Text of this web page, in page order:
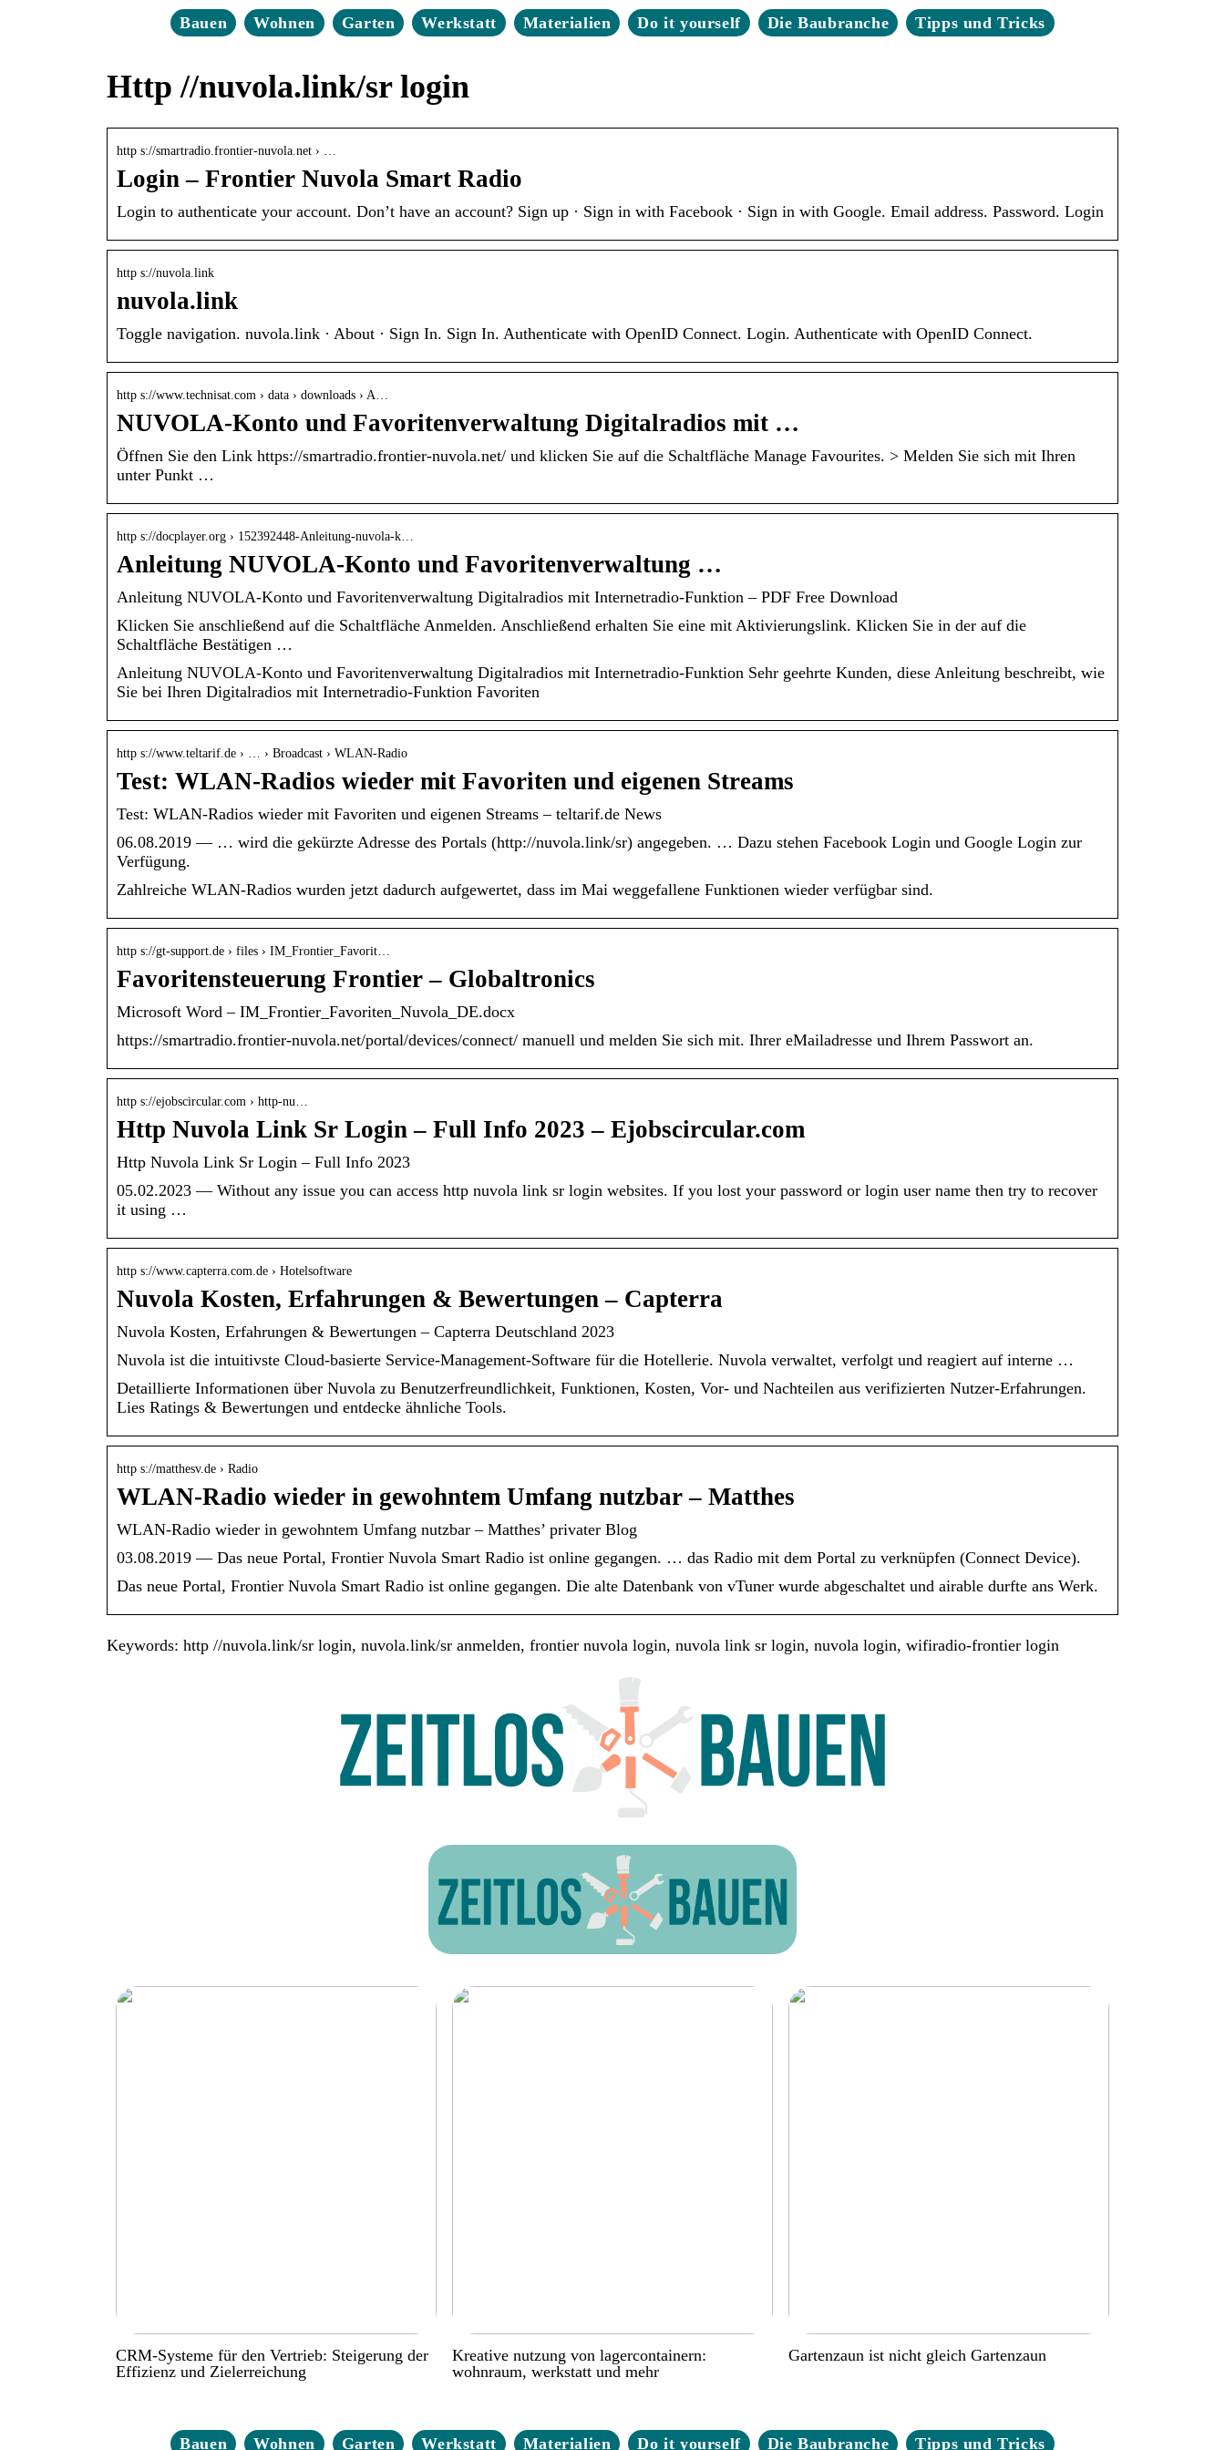
Bauen Wohnen Garten Werkstatt Materialien Do it yourself Die Baubranche Tipps und Tricks
Http //nuvola.link/sr login
http s://smartradio.frontier-nuvola.net › …
Login – Frontier Nuvola Smart Radio
Login to authenticate your account. Don’t have an account? Sign up · Sign in with Facebook · Sign in with Google. Email address. Password. Login
http s://nuvola.link
nuvola.link
Toggle navigation. nuvola.link · About · Sign In. Sign In. Authenticate with OpenID Connect. Login. Authenticate with OpenID Connect.
http s://www.technisat.com › data › downloads › A…
NUVOLA-Konto und Favoritenverwaltung Digitalradios mit …
Öffnen Sie den Link https://smartradio.frontier-nuvola.net/ und klicken Sie auf die Schaltfläche Manage Favourites. > Melden Sie sich mit Ihren
unter Punkt …
http s://docplayer.org › 152392448-Anleitung-nuvola-k…
Anleitung NUVOLA-Konto und Favoritenverwaltung …
Anleitung NUVOLA-Konto und Favoritenverwaltung Digitalradios mit Internetradio-Funktion – PDF Free Download
Klicken Sie anschließend auf die Schaltfläche Anmelden. Anschließend erhalten Sie eine mit Aktivierungslink. Klicken Sie in der auf die
Schaltfläche Bestätigen …
Anleitung NUVOLA-Konto und Favoritenverwaltung Digitalradios mit Internetradio-Funktion Sehr geehrte Kunden, diese Anleitung beschreibt, wie
Sie bei Ihren Digitalradios mit Internetradio-Funktion Favoriten
http s://www.teltarif.de › … › Broadcast › WLAN-Radio
Test: WLAN-Radios wieder mit Favoriten und eigenen Streams
Test: WLAN-Radios wieder mit Favoriten und eigenen Streams – teltarif.de News
06.08.2019 — … wird die gekürzte Adresse des Portals (http://nuvola.link/sr) angegeben. … Dazu stehen Facebook Login und Google Login zur
Verfügung.
Zahlreiche WLAN-Radios wurden jetzt dadurch aufgewertet, dass im Mai weggefallene Funktionen wieder verfügbar sind.
http s://gt-support.de › files › IM_Frontier_Favorit…
Favoritensteuerung Frontier – Globaltronics
Microsoft Word – IM_Frontier_Favoriten_Nuvola_DE.docx
https://smartradio.frontier-nuvola.net/portal/devices/connect/ manuell und melden Sie sich mit. Ihrer eMailadresse und Ihrem Passwort an.
http s://ejobscircular.com › http-nu…
Http Nuvola Link Sr Login – Full Info 2023 – Ejobscircular.com
Http Nuvola Link Sr Login – Full Info 2023
05.02.2023 — Without any issue you can access http nuvola link sr login websites. If you lost your password or login user name then try to recover
it using …
http s://www.capterra.com.de › Hotelsoftware
Nuvola Kosten, Erfahrungen & Bewertungen – Capterra
Nuvola Kosten, Erfahrungen & Bewertungen – Capterra Deutschland 2023
Nuvola ist die intuitivste Cloud-basierte Service-Management-Software für die Hotellerie. Nuvola verwaltet, verfolgt und reagiert auf interne …
Detaillierte Informationen über Nuvola zu Benutzerfreundlichkeit, Funktionen, Kosten, Vor- und Nachteilen aus verifizierten Nutzer-Erfahrungen.
Lies Ratings & Bewertungen und entdecke ähnliche Tools.
http s://matthesv.de › Radio
WLAN-Radio wieder in gewohntem Umfang nutzbar – Matthes
WLAN-Radio wieder in gewohntem Umfang nutzbar – Matthes’ privater Blog
03.08.2019 — Das neue Portal, Frontier Nuvola Smart Radio ist online gegangen. … das Radio mit dem Portal zu verknüpfen (Connect Device).
Das neue Portal, Frontier Nuvola Smart Radio ist online gegangen. Die alte Datenbank von vTuner wurde abgeschaltet und airable durfte ans Werk.
Keywords: http //nuvola.link/sr login, nuvola.link/sr anmelden, frontier nuvola login, nuvola link sr login, nuvola login, wifiradio-frontier login
CRM-Systeme für den Vertrieb: Steigerung der
Effizienz und Zielerreichung
Kreative nutzung von lagercontainern:
wohnraum, werkstatt und mehr
Gartenzaun ist nicht gleich Gartenzaun
Bauen Wohnen Garten Werkstatt Materialien Do it yourself Die Baubranche Tipps und Tricks